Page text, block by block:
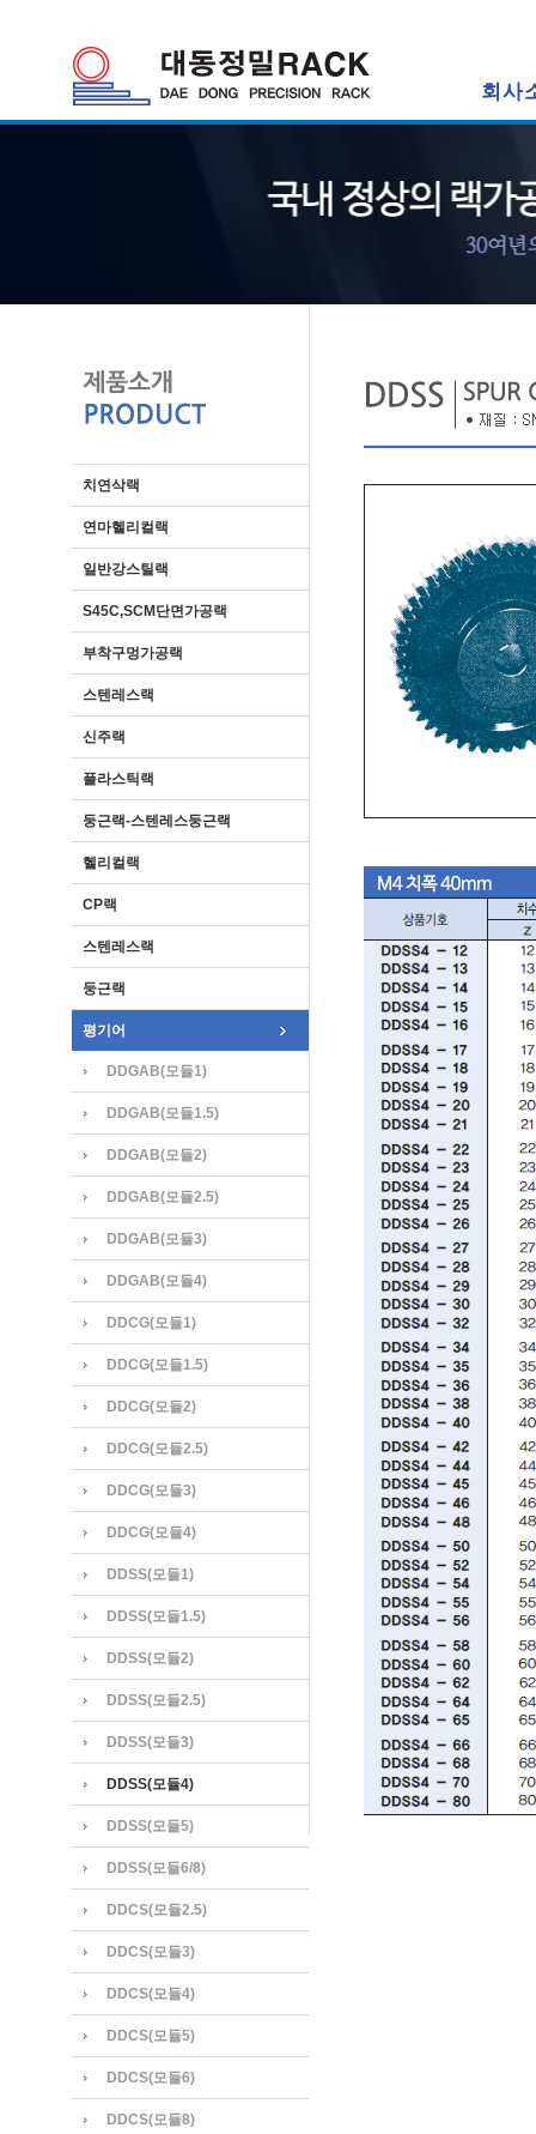
회사
치연삭랙
연마헬리컬랙
일반강스틸랙
S45C,SCM단면가공랙
부착구멍가공랙
스텐레스랙
신주랙
플라스틱랙
둥근랙-스텐레스둥근랙
헬리컬랙
CP랙
스텐레스랙
둥근랙
평기어
DDGAB(모듈1)
DDGAB(모듈1.5)
DDGAB(모듈2)
DDGAB(모듈2.5)
DDGAB(모듈3)
DDGAB(모듈4)
DDCG(모듈1)
DDCG(모듈1.5)
DDCG(모듈2)
DDCG(모듈2.5)
DDCG(모듈3)
DDCG(모듈4)
DDSS(모듈1)
DDSS(모듈1.5)
DDSS(모듈2)
DDSS(모듈2.5)
DDSS(모듈3)
DDSS(모듈4)
DDSS(모듈5)
DDSS(모듈6/8)
DDCS(모듈2.5)
DDCS(모듈3)
DDCS(모듈4)
DDCS(모듈5)
DDCS(모듈6)
DDCS(모듈8)